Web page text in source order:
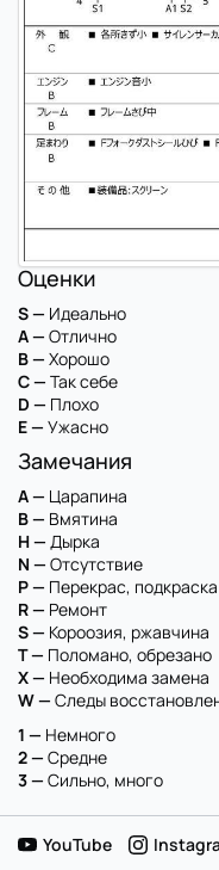
Оценки
S — Идеально
A — Отлично
B — Хорошо
C — Так себе
D — Плохо
E — Ужасно
Замечания
A — Царапина
B — Вмятина
H — Дырка
N — Отсутствие
P — Перекрас, подкраска
R — Ремонт
S — Короозия, ржавчина
T — Поломано, обрезано
X — Необходима замена
W — Следы
1 — Немного
2 — Средне
3 — Сильно, много
YouTube